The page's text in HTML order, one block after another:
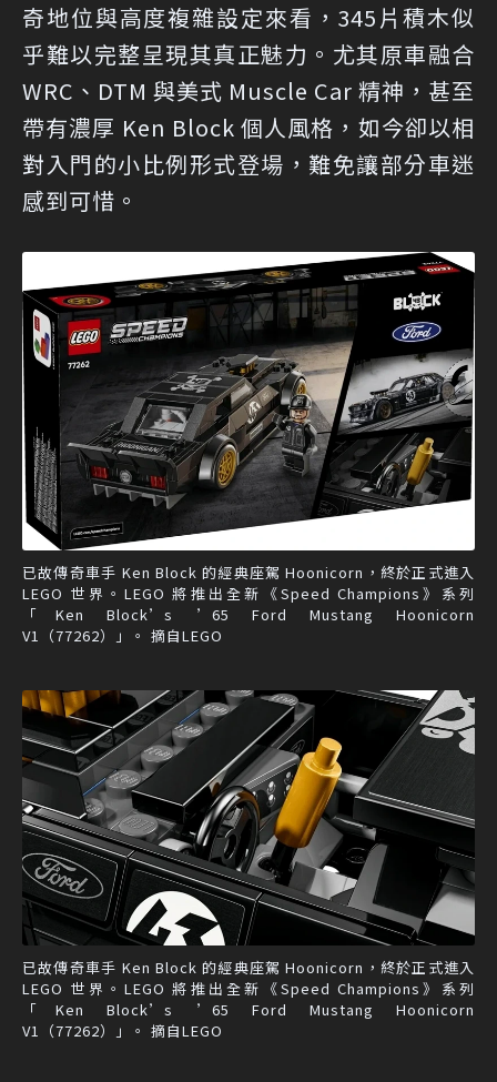
奇地位與高度複雜設定來看，345片積木似
乎難以完整呈現其真正魅力。尤其原車融合
WRC、DTM 與美式 Muscle Car 精神，甚至
帶有濃厚 Ken Block 個人風格，如今卻以相
對入門的小比例形式登場，難免讓部分車迷
感到可惜。
已故傳奇車手 Ken Block 的經典座駕 Hoonicorn，終於正式進入
LEGO 世界。LEGO 將推出全新《Speed Champions》系列
「Ken Block’s ’65 Ford Mustang Hoonicorn
V1（77262）」。 摘自LEGO
已故傳奇車手 Ken Block 的經典座駕 Hoonicorn，終於正式進入
LEGO 世界。LEGO 將推出全新《Speed Champions》系列
「Ken Block’s ’65 Ford Mustang Hoonicorn
V1（77262）」。 摘自LEGO